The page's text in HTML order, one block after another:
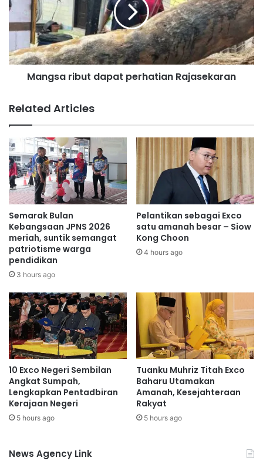
Jalaluddin UMNO
m
p
u
s
b
e
r
t
e
r
u
s
a
n
b
a
n
t
m
a
n
g
s
a
b
a
n
j
i
g
s
i
b
a
p
a
t
p
e
r
h
a
t
i
a
n
R
j
a
s
e
k
a
r
a
n
Mangsa ribut dapat perhatian Rajasekaran
Related Articles
Semarak Bulan
Kebangsaan JPNS 2026
meriah, suntik semangat
patriotisme warga
pendidikan
3 hours ago
Pelantikan sebagai Exco
satu amanah besar – Siow
Kong Choon
4 hours ago
10 Exco Negeri Sembilan
Angkat Sumpah,
Lengkapkan Pentadbiran
Kerajaan Negeri
5 hours ago
Tuanku Muhriz Titah Exco
Baharu Utamakan
Amanah, Kesejahteraan
Rakyat
5 hours ago
News Agency Link